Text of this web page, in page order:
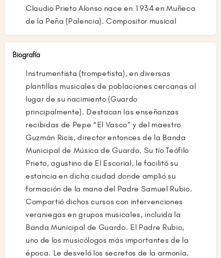
Claudio Prieto Alonso nace en 1934 en Muñeca
de la Peña (Palencia). Compositor musical
Biografía
Instrumentista (trompetista), en diversas
plantillas musicales de poblaciones cercanas al
lugar de su nacimiento (Guardo
principalmente). Destacan las enseñanzas
recibidas de Pepe “El Vasco” y del maestro
Guzmán Ricis, director entonces de la Banda
Municipal de Música de Guardo. Su tío Teófilo
Prieto, agustino de El Escorial, le facilitó su
estancia en dicha ciudad donde amplió su
formación de la mano del Padre Samuel Rubio.
Compartió dichos cursos con intervenciones
veraniegas en grupos musicales, incluida la
Banda Municipal de Guardo. El Padre Rubio,
uno de los musicólogos más importantes de la
época. Le desveló los secretos de la armonía,